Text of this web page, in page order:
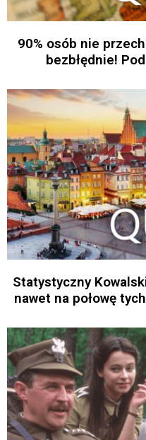
90% osób nie
bezbłędnie!
Statystyczny
nawet na połowę